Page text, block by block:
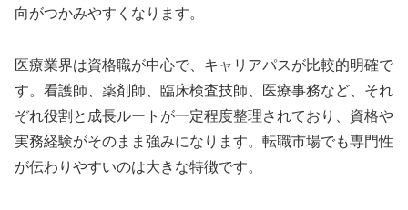
向がつかみやすくなります。
医療業界は資格職が中心で、キャリアパスが比較的明確で
す。看護師、薬剤師、臨床検査技師、医療事務など、それ
ぞれ役割と成長ルートが一定程度整理されており、資格や
実務経験がそのまま強みになります。転職市場でも専門性
が伝わりやすいのは大きな特徴です。